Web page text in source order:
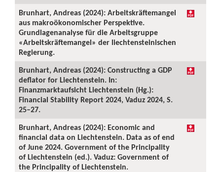
Brunhart, Andreas (2024): Arbeitskräftemangel
aus makroökonomischer Perspektive.
Grundlagenanalyse für die Arbeitsgruppe
«Arbeitskräftemangel» der liechtensteinischen
Regierung.
Brunhart, Andreas (2024): Constructing a GDP
deflator for Liechtenstein. In:
Finanzmarktaufsicht Liechtenstein (Hg.):
Financial Stability Report 2024, Vaduz 2024, S.
25–27.
Brunhart, Andreas (2024): Economic and
financial data on Liechtenstein. Data as of end
of June 2024. Government of the Principality
of Liechtenstein (ed.). Vaduz: Government of
the Principality of Liechtenstein.